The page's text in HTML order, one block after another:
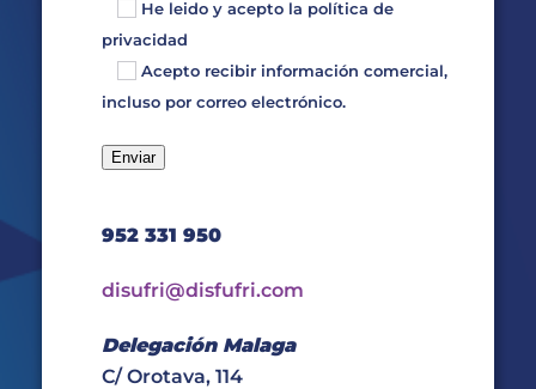
He leido y acepto la política de
privacidad
Acepto recibir información comercial,
incluso por correo electrónico.
952 331 950
disufri@disfufri.com
Delegación Malaga
C/ Orotava, 114